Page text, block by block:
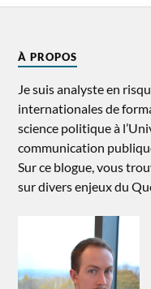
À PROPOS
Je suis analyste en
internationales de
science politique à
communication
Sur ce blogue, vous
sur divers enjeux du